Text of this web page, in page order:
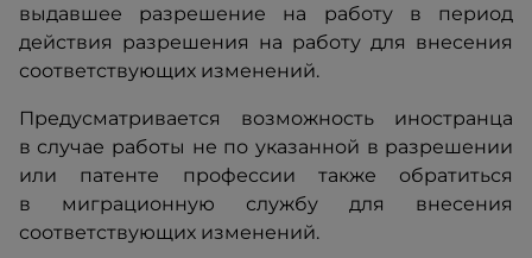
выдавшее разрешение на работу в период
действия разрешения на работу для внесения
соответствующих изменений.
Предусматривается возможность иностранца
в случае работы не по указанной в разрешении
или патенте профессии также обратиться
в миграционную службу для внесения
соответствующих изменений.